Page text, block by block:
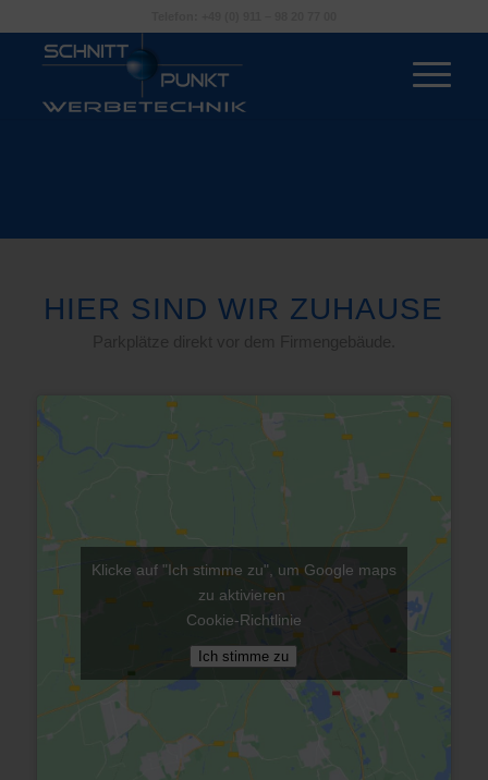
HIER SIND WIR ZUHAUSE
Klicke auf "Ich stimme zu", um Google maps
zu aktivieren
Cookie-Richtlinie
Ich stimme zu